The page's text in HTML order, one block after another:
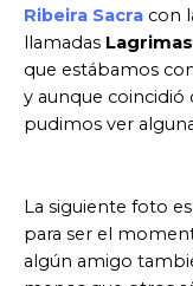
Ribeira Sacra con
llamadas
que estábamos
y aunque coincidió
pudimos ver
La siguiente foto
para ser el
algún amigo